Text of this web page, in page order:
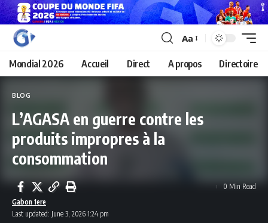
Aa
Mondial 2026 Accueil Direct A propos Directoire
BLOG
L’AGASA en guerre contre les
produits impropres à la
consommation
Last updated: June 3, 2026 1:24 pm
Gabon 1ere
0 Min Read